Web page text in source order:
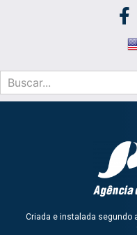
Criada e instalada segundo